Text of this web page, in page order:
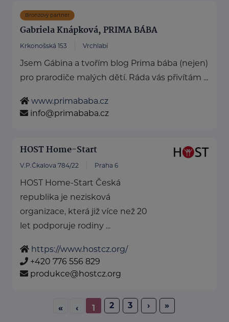
Bronzový partner
Gabriela Knápková, PRIMA BÁBA
Krkonošská 153 Vrchlabí
Jsem Gábina a tvořím blog Prima bába (nejen)
pro prarodiče malých dětí. Ráda vás přivítám ...
www.primababa.cz
info@primababa.cz
HOST Home-Start
V.P.Čkalova 784/22 Praha 6
HOST Home-Start Česká
republika je nezisková
organizace, která již více než 20
let podporuje rodiny ...
https://www.hostcz.org/
+420 776 556 829
produkce@hostcz.org
« ‹ 1 2 3 › »